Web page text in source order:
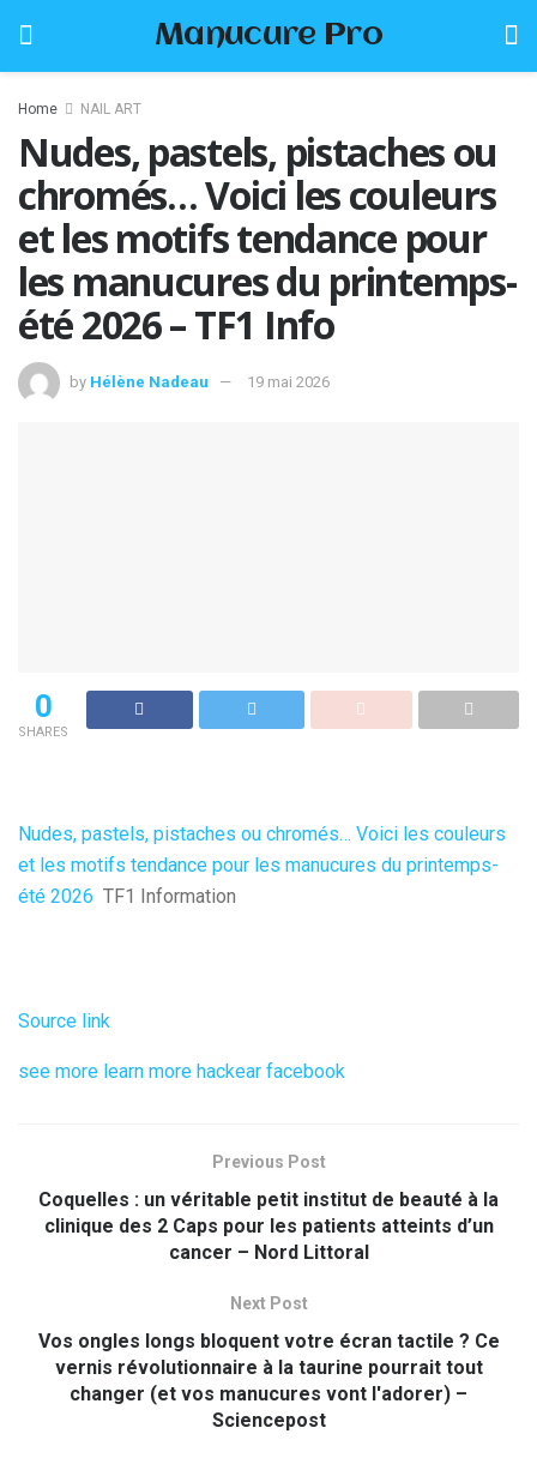
Manucure Pro
Home NAIL ART
Nudes, pastels, pistaches ou
chromés… Voici les couleurs
et les motifs tendance pour
les manucures du printemps-
été 2026 – TF1 Info
by Hélène Nadeau 19 mai 2026
0
SHARES
Nudes, pastels, pistaches ou chromés… Voici les couleurs
et les motifs tendance pour les manucures du printemps-
été 2026 TF1 Information
Source link
see more learn more hackear facebook
Previous Post
Coquelles : un véritable petit institut de beauté à la
clinique des 2 Caps pour les patients atteints d’un
cancer – Nord Littoral
Next Post
Vos ongles longs bloquent votre écran tactile ? Ce
vernis révolutionnaire à la taurine pourrait tout
changer (et vos manucures vont l'adorer) –
Sciencepost